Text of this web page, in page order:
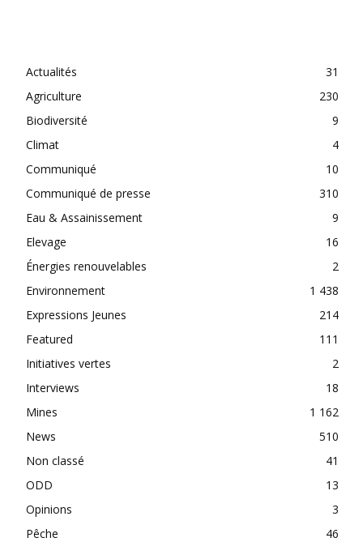
Actualités
31
Agriculture
230
Biodiversité
9
Climat
4
Communiqué
10
Communiqué de presse
310
Eau & Assainissement
9
Elevage
16
Énergies renouvelables
2
Environnement
1 438
Expressions Jeunes
214
Featured
111
Initiatives vertes
2
Interviews
18
Mines
1 162
News
510
Non classé
41
ODD
13
Opinions
3
Pêche
46